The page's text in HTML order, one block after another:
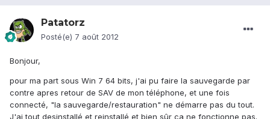
Patatorz
Posté(e) 7 août 2012
Bonjour,
pour ma part sous Win 7 64 bits, j'ai pu faire la sauvegarde par
contre apres retour de SAV de mon téléphone, et une fois
connecté, "la sauvegarde/restauration" ne démarre pas du tout.
J'ai tout desinstallé et reinstallé et bien sûr ca ne fonctionne pas.